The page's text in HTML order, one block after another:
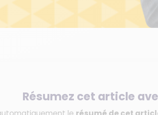
Résumez cet article